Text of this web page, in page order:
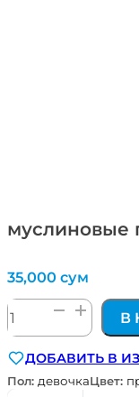
муслиновые
35,000 сум
Количество
товара
платочки
размер
В
ДОБАВИТЬ В
Пол: девочкаЦвет: